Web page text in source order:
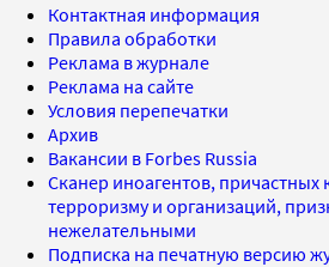
Контактная информация
Правила обработки
Реклама в журнале
Реклама на сайте
Условия перепечатки
Архив
Вакансии в Forbes Russia
Сканер иноагентов, причастных
терроризму и организаций,
нежелательными
Подписка на печатную версию